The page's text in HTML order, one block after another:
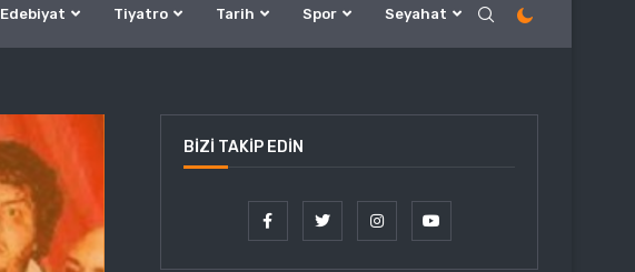
Edebiyat Tiyatro Tarih Spor Seyahat
BIZI TAKIP EDIN